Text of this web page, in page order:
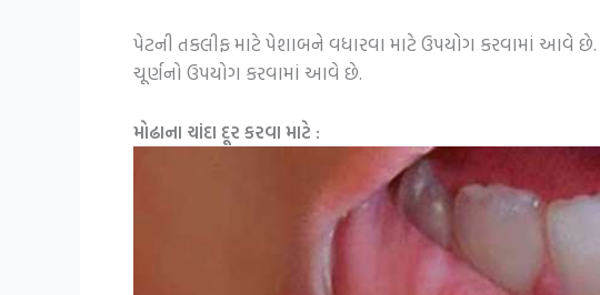
પેટની તકલીફ માટે પેશાબને વધારવા માટે ઉપયોગ કરવામાં આવે
ચૂર્ણનો ઉપયોગ કરવામાં આવે છે.
મોઢાના ચાંદા દૂર કરવા માટે :